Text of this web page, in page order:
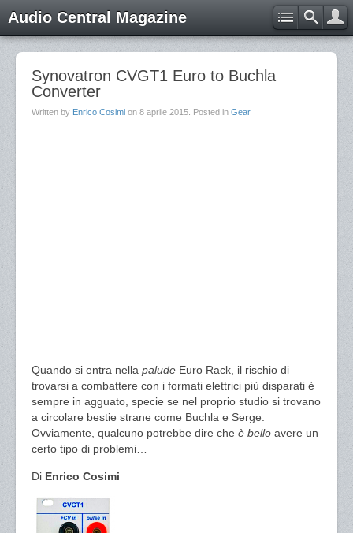
Audio Central Magazine
Synovatron CVGT1 Euro to Buchla
Converter
Written by Enrico Cosimi on 8 aprile 2015 . Posted in Gear
Quando si entra nella palude Euro Rack, il rischio di
trovarsi a combattere con i formati elettrici più disparati è
sempre in agguato, specie se nel proprio studio si trovano
a circolare bestie strane come Buchla e Serge.
Ovviamente, qualcuno potrebbe dire che è bello avere un
certo tipo di problemi…
Di Enrico Cosimi